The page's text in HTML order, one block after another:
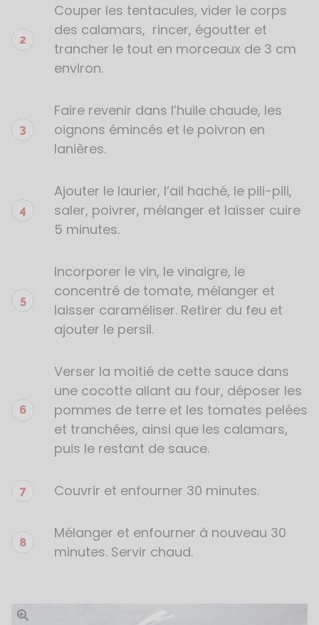
Couper les tentacules, vider le corps
des calamars, rincer, égoutter et
trancher le tout en morceaux de 3 cm
environ.
Faire revenir dans l’huile chaude, les
oignons émincés et le poivron en
lanières.
Ajouter le laurier, l’ail haché, le pili-pili,
saler, poivrer, mélanger et laisser cuire
5 minutes.
Incorporer le vin, le vinaigre, le
concentré de tomate, mélanger et
laisser caraméliser. Retirer du feu et
ajouter le persil.
Verser la moitié de cette sauce dans
une cocotte allant au four, déposer les
pommes de terre et les tomates pelées
et tranchées, ainsi que les calamars,
puis le restant de sauce.
Couvrir et enfourner 30 minutes.
Mélanger et enfourner à nouveau 30
minutes. Servir chaud.
Ouvrir l'image